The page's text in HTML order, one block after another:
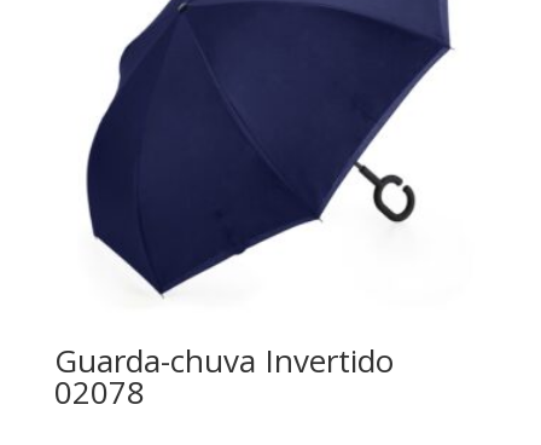
Guarda-chuva Invertido
02078